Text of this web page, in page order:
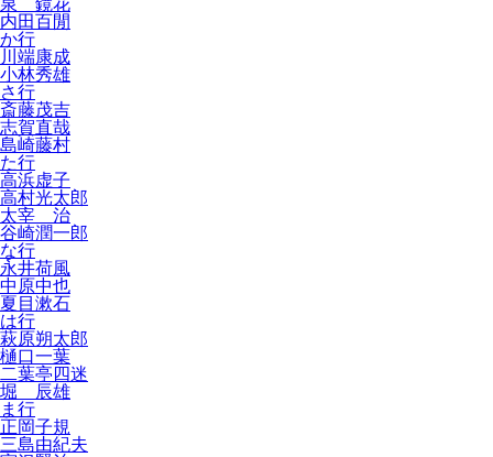
泉 鏡花
内田百閒
か行
川端康成
小林秀雄
さ行
斎藤茂吉
志賀直哉
島崎藤村
た行
高浜虚子
高村光太郎
太宰 治
谷崎潤一郎
な行
永井荷風
中原中也
夏目漱石
は行
萩原朔太郎
樋口一葉
二葉亭四迷
堀 辰雄
ま行
正岡子規
三島由紀夫